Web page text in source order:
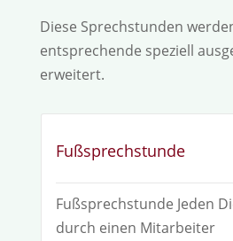
Diese Sprechstunden
entsprechende speziell
erweitert.
Fußsprechstunde
Fußsprechstunde Jeden
durch einen Mitarbeiter